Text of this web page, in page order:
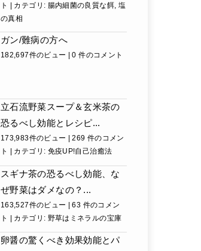
ト
| カテゴリ: 腸内細菌の良質な餌, 塩
の真相
ガン/難病の方へ
182,697件のビュー |0 件のコメント
立石流野菜スープ＆玄米茶の
恐るべし効能とレシピ...
173,983件のビュー |269 件のコメン
ト
| カテゴリ: 免疫UP!自己治癒法
スギナ茶の恐るべし効能、な
ぜ野菜はダメなの？...
163,527件のビュー |63 件のコメン
ト
| カテゴリ: 野草はミネラルの宝庫
卵醤の驚くべき効果効能とパ